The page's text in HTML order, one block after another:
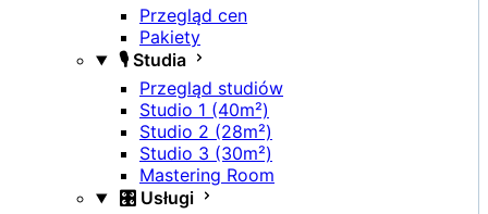
Przegląd cen
Pakiety
🎙️ Studia
Przegląd studiów
Studio 1 (40m²)
Studio 2 (28m²)
Studio 3 (30m²)
Mastering Room
🎛️ Usługi